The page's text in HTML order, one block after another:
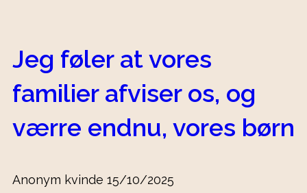
Jeg føler at vores
familier afviser os, og
værre endnu, vores børn
Anonym kvinde 15/10/2025